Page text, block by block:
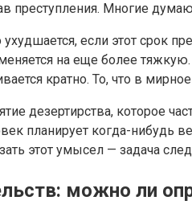
преступления. Многие
если этот срок
на еще более
кратно. То, что в
дезертирства, которое
планирует когда-нибудь
этот умысел — задача
можно ли